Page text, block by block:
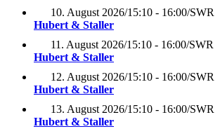
10. August 2026/15:10 - 16:00/SWR
Hubert & Staller
11. August 2026/15:10 - 16:00/SWR
Hubert & Staller
12. August 2026/15:10 - 16:00/SWR
Hubert & Staller
13. August 2026/15:10 - 16:00/SWR
Hubert & Staller